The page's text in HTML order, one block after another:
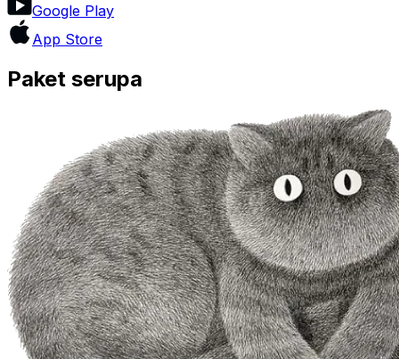
Google Play
App Store
Paket serupa